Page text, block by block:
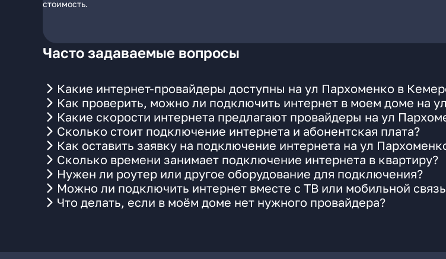
стоимость.
Часто задаваемые вопросы
Какие интернет-провайдеры доступны на ул Пархоменко в
Как проверить, можно ли подключить интернет в моем доме на
Какие скорости интернета предлагают провайдеры на ул
Сколько стоит подключение интернета и абонентская плата?
Как оставить заявку на подключение интернета на ул
Сколько времени занимает подключение интернета в квартиру?
Нужен ли роутер или другое оборудование для подключения?
Можно ли подключить интернет вместе с ТВ или мобильной
Что делать, если в моём доме нет нужного провайдера?